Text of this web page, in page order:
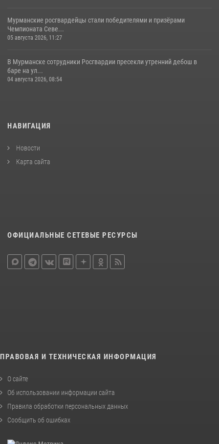
Мурманские росгвардейцы стали победителями и призёрами
Чемпионата Севе...
05 августа 2026, 11:27
В Мурманске сотрудники Росгвардии пресекли утренний дебош в
баре на ул...
04 августа 2026, 08:54
НАВИГАЦИЯ
Новости
Карта сайта
ОФИЦИАЛЬНЫЕ СЕТЕВЫЕ РЕСУРСЫ
ПРАВОВАЯ И ТЕХНИЧЕСКАЯ ИНФОРМАЦИЯ
О сайте
Об использовании информации сайта
Правила обработки персональных данных
Сообщить об ошибках